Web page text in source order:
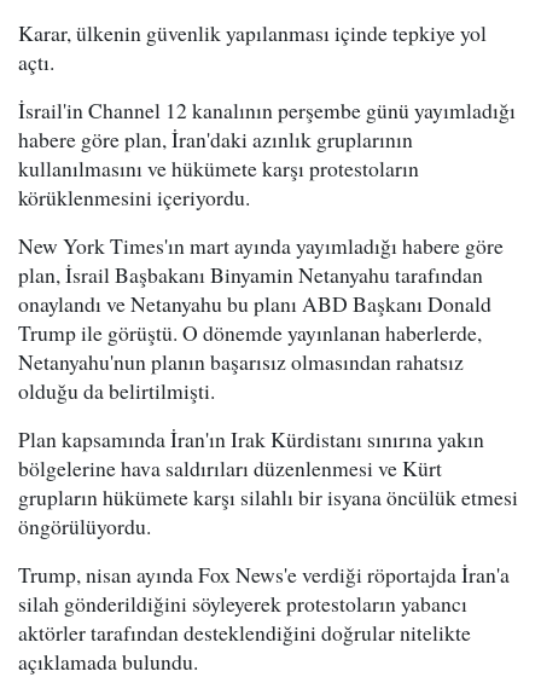
Karar, ülkenin güvenlik yapılanması içinde tepkiye yol
açtı.
İsrail'in Channel 12 kanalının perşembe günü yayımladığı
habere göre plan, İran'daki azınlık gruplarının
kullanılmasını ve hükümete karşı protestoların
körüklenmesini içeriyordu.
New York Times'ın mart ayında yayımladığı habere göre
plan, İsrail Başbakanı Binyamin Netanyahu tarafından
onaylandı ve Netanyahu bu planı ABD Başkanı Donald
Trump ile görüştü. O dönemde yayınlanan haberlerde,
Netanyahu'nun planın başarısız olmasından rahatsız
olduğu da belirtilmişti.
Plan kapsamında İran'ın Irak Kürdistanı sınırına yakın
bölgelerine hava saldırıları düzenlenmesi ve Kürt
grupların hükümete karşı silahlı bir isyana öncülük etmesi
öngörülüyordu.
Trump, nisan ayında Fox News'e verdiği röportajda İran'a
silah gönderildiğini söyleyerek protestoların yabancı
aktörler tarafından desteklendiğini doğrular nitelikte
açıklamada bulundu.